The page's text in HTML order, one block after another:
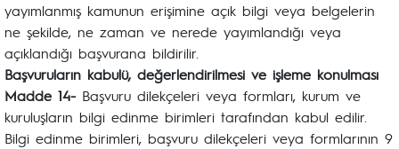
yayımlanmış kamunun erişimine açık bilgi veya belgelerin
ne şekilde, ne zaman ve nerede yayımlandığı veya
açıklandığı başvurana bildirilir.
Başvuruların kabulü, değerlendirilmesi ve işleme konulması
Madde 14- Başvuru dilekçeleri veya formları, kurum ve
kuruluşların bilgi edinme birimleri tarafından kabul edilir.
Bilgi edinme birimleri, başvuru dilekçeleri veya formlarının 9